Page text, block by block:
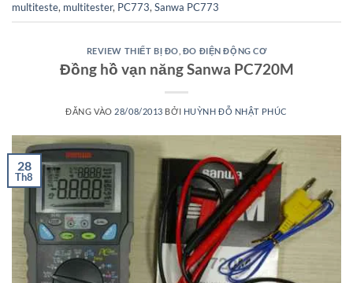
multiteste, multitester, PC773,Sanwa PC773
REVIEW THIẾT BỊ ĐO ĐO ĐIỆN ĐỘNG CƠ
Đồng hồ vạn năng Sanwa PC720M
ĐĂNG VÀO 28/08/2013 BỞI HUỲNH ĐỖ NHẬT PHÚC
28
Th8